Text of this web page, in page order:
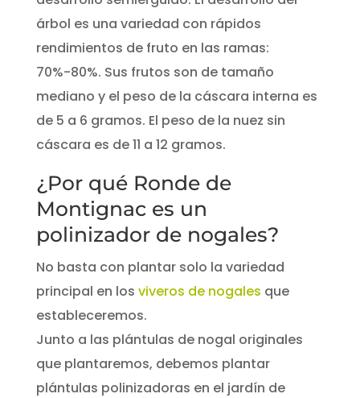
árbol es una variedad con rápidos
rendimientos de fruto en las ramas:
70%-80%. Sus frutos son de tamaño
mediano y el peso de la cáscara interna es
de 5 a 6 gramos. El peso de la nuez sin
cáscara es de 11 a 12 gramos.
¿Por qué Ronde de
Montignac es un
polinizador de nogales?
No basta con plantar solo la variedad
principal en los viveros de nogales que
estableceremos.
Junto a las plántulas de nogal originales
que plantaremos, debemos plantar
plántulas polinizadoras en el jardín de